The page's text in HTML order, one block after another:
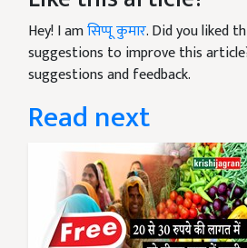
Hey! I amसिप्पू कुमार. Did you liked
suggestions to improve this
suggestions and feedback.
Read next